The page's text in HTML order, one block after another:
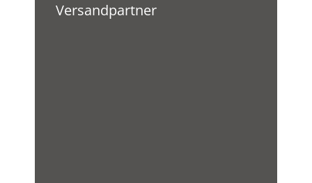
Versandpartner